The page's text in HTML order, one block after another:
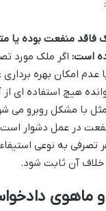
فاقد منفعت بوده یا
است: اگر ملک مورد
عدم امکان بهره
هیچ استفاده ای از
با مشکل روبرو می
در عمل دشوار
تصرفی به نوعی
خلاف آن ثابت شود.
و ماهوی